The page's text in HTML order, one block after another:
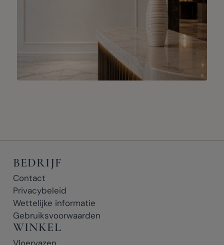
BEDRIJF
Contact
Privacybeleid
Wettelijke informatie
Gebruiksvoorwaarden
WINKEL